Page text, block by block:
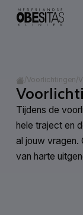
Ga naar inhoud
Home
/Voorlichtingen/
Tijdens de
hele traject en
al jouw vragen.
van harte